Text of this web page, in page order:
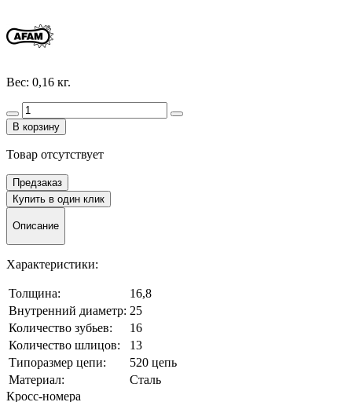
Вес: 0,16 кг.
В корзину
Товар отсутствует
Предзаказ
Купить в один клик
Описание
Характеристики:
Толщина:
16,8
Внутренний диаметр: 25
Количество зубьев:
16
Количество шлицов:
13
Типоразмер цепи:
520 цепь
Материал:
Сталь
Кросс-номера